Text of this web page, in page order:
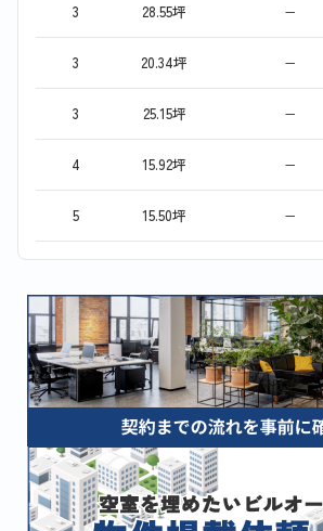
3 28.55坪 −
3 20.34坪 −
3 25.15坪 −
4 15.92坪 −
5 15.50坪 −